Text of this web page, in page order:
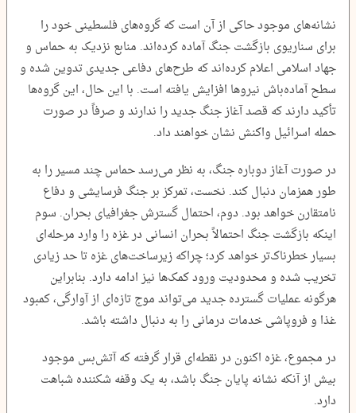
نشانه‌های موجود حاکی از آن است که گروه‌های فلسطینی خود را
برای سناریوی بازگشت جنگ آماده کرده‌اند. منابع نزدیک به حماس و
جهاد اسلامی اعلام کرده‌اند که طرح‌های دفاعی جدیدی تدوین شده و
سطح آماده‌باش نیروها افزایش یافته است. با این حال، این گروه‌ها
تأکید دارند که قصد آغاز جنگ جدید را ندارند و صرفاً در صورت
حمله اسرائیل واکنش نشان خواهند داد.
در صورت آغاز دوباره جنگ، به نظر می‌رسد حماس چند مسیر را به
طور همزمان دنبال کند. نخست، تمرکز بر جنگ فرسایشی و دفاع
نامتقارن خواهد بود. دوم، احتمال گسترش جغرافیای بحران. سوم
اینکه بازگشت جنگ احتمالاً بحران انسانی در غزه را وارد مرحله‌ای
بسیار خطرناک‌تر خواهد کرد؛ چراکه زیرساخت‌های غزه تا حد زیادی
تخریب شده و محدودیت ورود کمک‌ها نیز ادامه دارد. بنابراین
هرگونه عملیات گسترده جدید می‌تواند موج تازه‌ای از آوارگی، کمبود
غذا و فروپاشی خدمات درمانی را به دنبال داشته باشد.
در مجموع، غزه اکنون در نقطه‌ای قرار گرفته که آتش‌بس موجود
بیش از آنکه نشانه پایان جنگ باشد، به یک وقفه شکننده شباهت
دارد.